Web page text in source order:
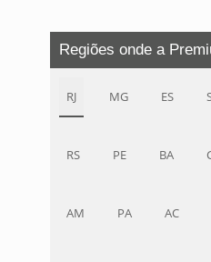
Regiões onde a
RJ MG ES
RS PE BA
AM PA AC